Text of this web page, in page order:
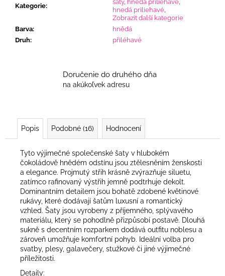
Kategorie:
šaty, hnedá priliehavé
hnedá priliehavé
Zobrazit další kategorie
Barva:
hnědá
Druh: přiléhavé
Doručenie do druhého dňa
na akúkoľvek adresu
Popis Podobné (16) Hodnocení
Tyto výjimečné společenské šaty v hlubokém
čokoládově hnědém odstínu jsou ztělesněním ženskosti
a elegance. Projmutý střih krásně zvýrazňuje siluetu,
zatímco rafinovaný výstřih jemně podtrhuje dekolt.
Dominantním detailem jsou bohatě zdobené květinové
rukávy, které dodávají šatům luxusní a romantický
vzhled. Šaty jsou vyrobeny z příjemného, ​​splývavého
materiálu, který se pohodlně přizpůsobí postavě. Dlouhá
sukně s decentním rozparkem dodává outfitu noblesu a
zároveň umožňuje komfortní pohyb. Ideální volba pro
svatby, plesy, galavečery, stužkové či jiné výjimečné
příležitosti.
Detaily: